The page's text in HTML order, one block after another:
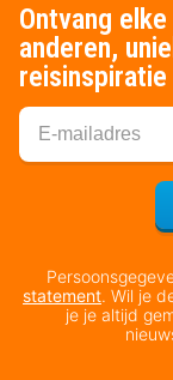
Ontvang
anderen,
statement. Wil je
je je altijd